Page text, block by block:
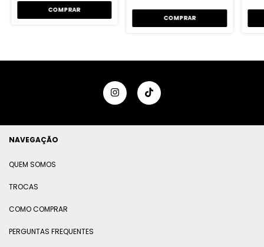
NAVEGAÇÃO
QUEM SOMOS
TROCAS
COMO COMPRAR
PERGUNTAS FREQUENTES